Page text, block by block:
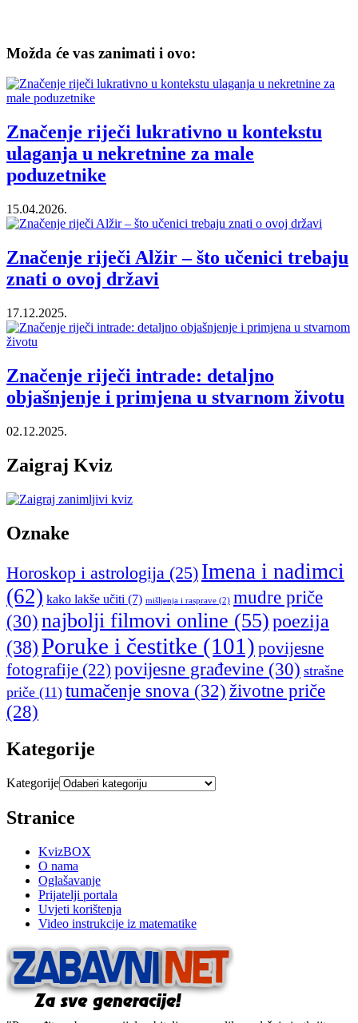
Možda će vas zanimati i ovo:
Značenje riječi lukrativno u kontekstu
ulaganja u nekretnine za male
poduzetnike
15.04.2026.
Značenje riječi Alžir – što učenici trebaju
znati o ovoj državi
17.12.2025.
Značenje riječi intrade: detaljno
objašnjenje i primjena u stvarnom životu
02.12.2025.
Zaigraj Kviz
Oznake
Horoskop i astrologija (25) Imena i nadimci
(62) kako lakše učiti (7) mišljenja i rasprave (2) mudre priče
(30) najbolji filmovi online (55)poezija
(38)Poruke i čestitke (101) povijesne
fotografije (22) povijesne građevine (30) strašne
priče (11) tumačenje snova (32) životne priče
(28)
Kategorije
Kategorije
Stranice
KvizBOX
O nama
Oglašavanje
Prijatelji portala
Uvjeti korištenja
Video instrukcije iz matematike